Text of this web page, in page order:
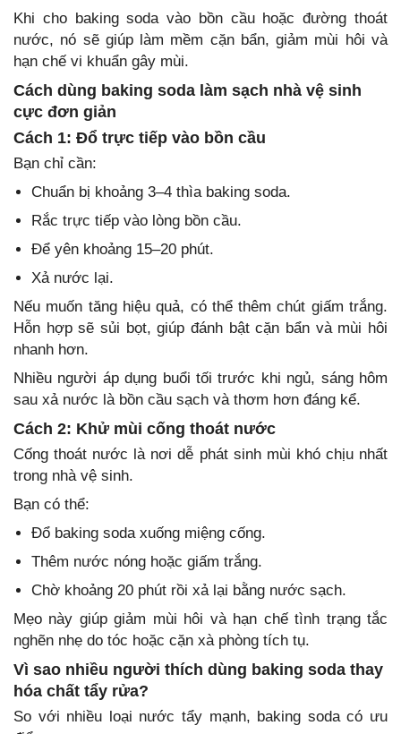
Khi cho baking soda vào bồn cầu hoặc đường thoát
nước, nó sẽ giúp làm mềm cặn bẩn, giảm mùi hôi và
hạn chế vi khuẩn gây mùi.
Cách dùng baking soda làm sạch nhà vệ sinh
cực đơn giản
Cách 1: Đổ trực tiếp vào bồn cầu
Bạn chỉ cần:
Chuẩn bị khoảng 3–4 thìa baking soda.
Rắc trực tiếp vào lòng bồn cầu.
Để yên khoảng 15–20 phút.
Xả nước lại.
Nếu muốn tăng hiệu quả, có thể thêm chút giấm trắng.
Hỗn hợp sẽ sủi bọt, giúp đánh bật cặn bẩn và mùi hôi
nhanh hơn.
Nhiều người áp dụng buổi tối trước khi ngủ, sáng hôm
sau xả nước là bồn cầu sạch và thơm hơn đáng kể.
Cách 2: Khử mùi cống thoát nước
Cống thoát nước là nơi dễ phát sinh mùi khó chịu nhất
trong nhà vệ sinh.
Bạn có thể:
Đổ baking soda xuống miệng cống.
Thêm nước nóng hoặc giấm trắng.
Chờ khoảng 20 phút rồi xả lại bằng nước sạch.
Mẹo này giúp giảm mùi hôi và hạn chế tình trạng tắc
nghẽn nhẹ do tóc hoặc cặn xà phòng tích tụ.
Vì sao nhiều người thích dùng baking soda thay
hóa chất tẩy rửa?
So với nhiều loại nước tẩy mạnh, baking soda có ưu